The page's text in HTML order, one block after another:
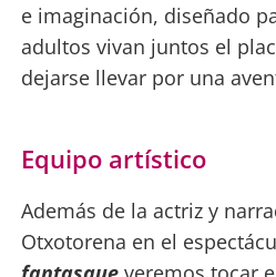
e imaginación, diseñado
adultos vivan juntos el
dejarse llevar por una
Equipo artístico
Además de la actriz y
Otxotorena en el